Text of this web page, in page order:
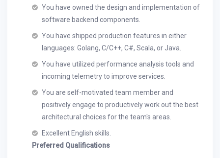
You have owned the design and implementation of
software backend components.
You have shipped production features in either
languages: Golang, C/C++, C#, Scala, or Java.
You have utilized performance analysis tools and
incoming telemetry to improve services.
You are self-motivated team member and
positively engage to productively work out the best
architectural choices for the team's areas.
Excellent English skills.
Preferred Qualifications